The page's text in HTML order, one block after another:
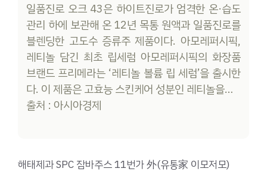
일품진로 오크 43은 하이트진로가 엄격한 온·습도
관리 하에 보관해 온 12년 목통 원액과 일품진로를
블렌딩한 고도수 증류주 제품이다. 아모레퍼시픽,
레티놀 담긴 최초 립세럼 아모레퍼시픽의 화장품
브랜드 프리메라는 ‘레티놀 볼륨 립 세럼’을 출시한
다. 이 제품은 고효능 스킨케어 성분인 레티놀을…
출처 : 아시아경제
해태제과 SPC 잠바주스 11번가 外(유통 家 이모저모)